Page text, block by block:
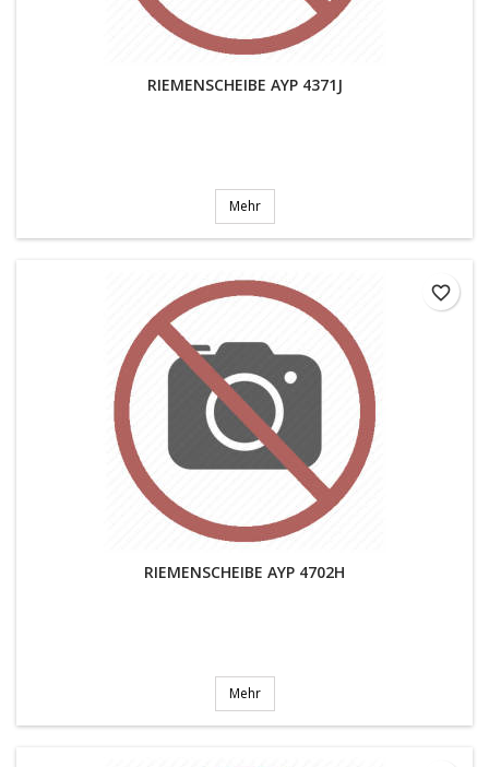
RIEMENSCHEIBE AYP 4371J
Mehr
RIEMENSCHEIBE AYP 4702H
Mehr
favorite_border